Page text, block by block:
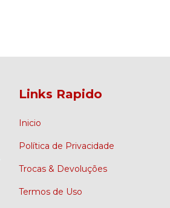
Links Rapido
Inicio
Política de Privacidade
Trocas & Devoluções
Termos de Uso